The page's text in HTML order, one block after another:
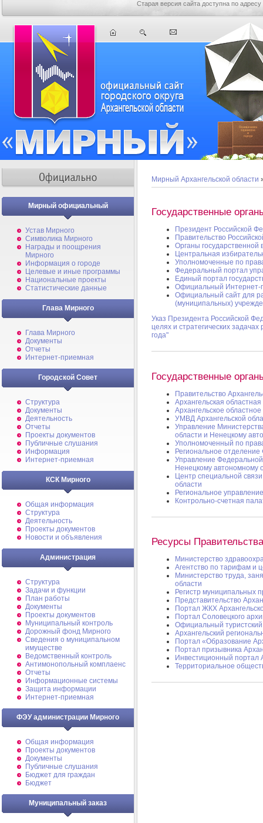
Старая версия сайта доступна по адресу
Мирный официальный
Устав Мирного
Символика Мирного
Награды и поощрения
Мирного
Информация о городе
Целевые и иные программы
Национальные проекты
Статистические данные
Глава Мирного
Глава Мирного
Документы
Отчеты
Интернет-приемная
Городской Совет
Структура
Документы
Деятельность
Отчеты
Проекты документов
Публичные слушания
Информация
Интернет-приемная
КСК Мирного
Общая информация
Структура
Деятельность
Проекты документов
Новости и объявления
Администрация
Структура
Задачи и функции
План работы
Документы
Проекты документов
Муниципальный контроль
Дорожный фонд Мирного
Cведения о муниципальном
имуществе
Ведомственный контроль
Антимонопольный комплаенс
Отчеты
Информационные системы
Защита информации
Интернет-приемная
ФЭУ администрации Мирного
Общая информация
Проекты документов
Документы
Публичные слушания
Бюджет для граждан
Бюджет
Муниципальный заказ
Мирный Архангельской области
Государственные
Президент Российской
Правительство
Органы государственной
Центральная
Уполномоченные по
Федеральный портал
Единый портал
Официальный Интернет-
Официальный сайт для
(муниципальных)
Указ Президента Российской
целях и стратегических
года"
Государственные
Правительство
Архангельская
Архангельское
УМВД Архангельской
Управление
области и Ненецкому
Уполномоченный по
Региональное
Управление
Ненецкому автономному
Центр специальной
области
Региональное
Контрольно-счетная
Ресурсы
Министерство
Агентство по тарифам и
Министерство труда,
области
Регистр муниципальных
Представительство
Портал ЖКХ
Портал Соловецкого
Официальный туристский
Архангельский
Портал «Образование
Портал призывника
Инвестиционный портал
Территориальное